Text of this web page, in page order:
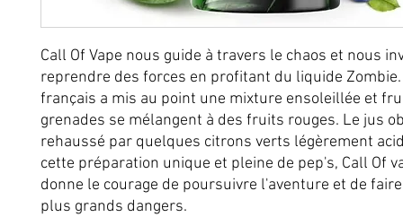
Call Of Vape nous guide à travers le chaos et nous
reprendre des forces en profitant du liquide
français a mis au point une mixture ensoleillée et
grenades se mélangent à des fruits rouges. Le jus
rehaussé par quelques citrons verts légèrement
cette préparation unique et pleine de pep's, Call Of
donne le courage de poursuivre l'aventure et de
plus grands dangers.